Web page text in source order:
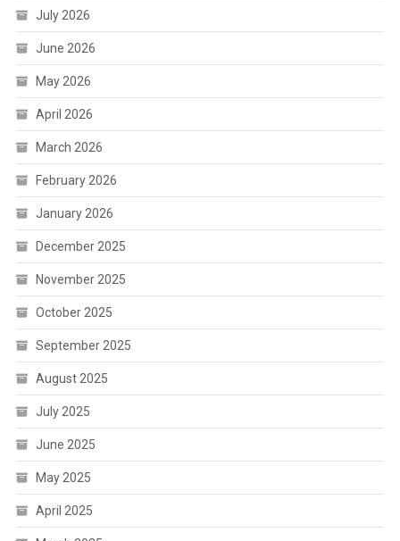
July 2026
June 2026
May 2026
April 2026
March 2026
February 2026
January 2026
December 2025
November 2025
October 2025
September 2025
August 2025
July 2025
June 2025
May 2025
April 2025